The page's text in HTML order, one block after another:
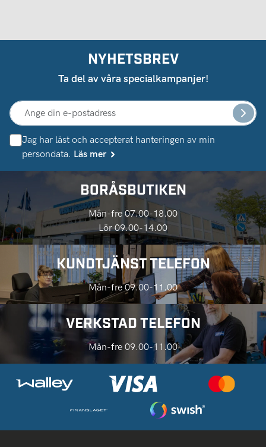
NYHETSBREV
Ta del av våra specialkampanjer!
Jag har läst och accepterat hanteringen av min
persondata. Läs mer
BORÅSBUTIKEN
Mån-fre 07.00-18.00
Lör 09.00-14.00
KUNDTJÄNST TELEFON
Mån-fre 09.00-11.00
VERKSTAD TELEFON
Mån-fre 09.00-11.00